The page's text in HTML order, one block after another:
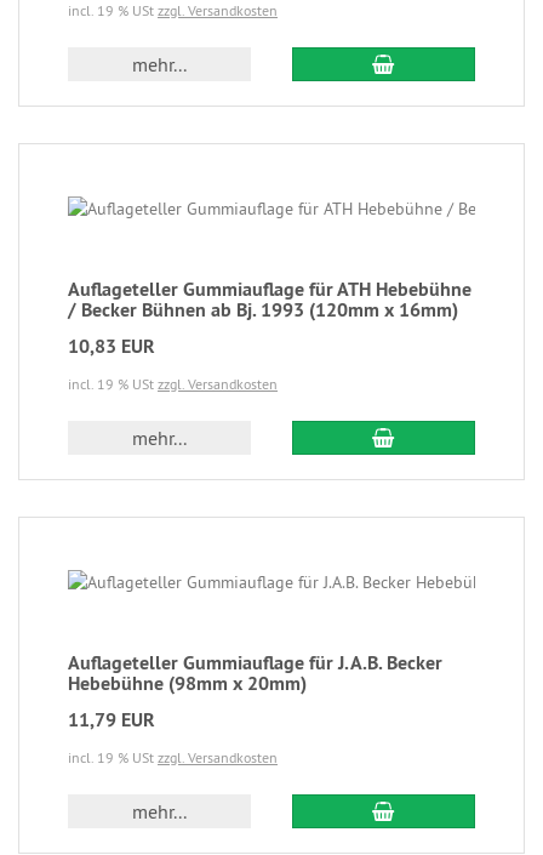
incl. 19 % USt zzgl. Versandkosten
mehr...
Auflageteller Gummiauflage für ATH Hebebühne
/ Becker Bühnen ab Bj. 1993 (120mm x 16mm)
10,83 EUR
incl. 19 % USt zzgl. Versandkosten
mehr...
Auflageteller Gummiauflage für J.A.B. Becker
Hebebühne (98mm x 20mm)
11,79 EUR
incl. 19 % USt zzgl. Versandkosten
mehr...